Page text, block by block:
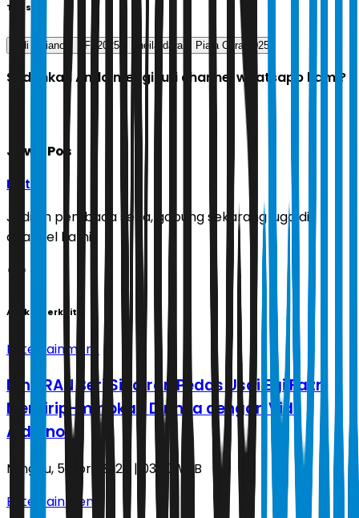
Tags
vidi aldiano FFI 2025 sheila dara Piala Citra 2025
Sudahkah Anda mengikuti channel whatsapp kami?
Jawa Pos
Ikuti
Jadilah pembaca setia, gabung sekarang juga di
channel kami!
Artikel Terkait
Entertainment
Nino RAN Beri Sindiran Pedas Usai Egi Fazri
Memirip-miripkan Dirinya dengan Vidi
Aldiano
Minggu, 5 April 2026 | 03.57 WIB
Entertainment